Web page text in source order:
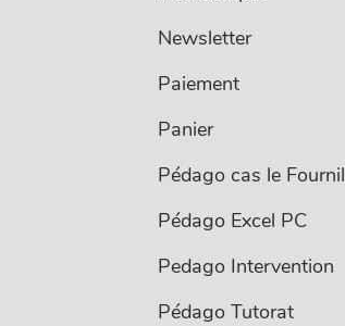
Newsletter
Paiement
Panier
Pédago cas le Fournil
Pédago Excel PC
Pedago Intervention
Pédago Tutorat